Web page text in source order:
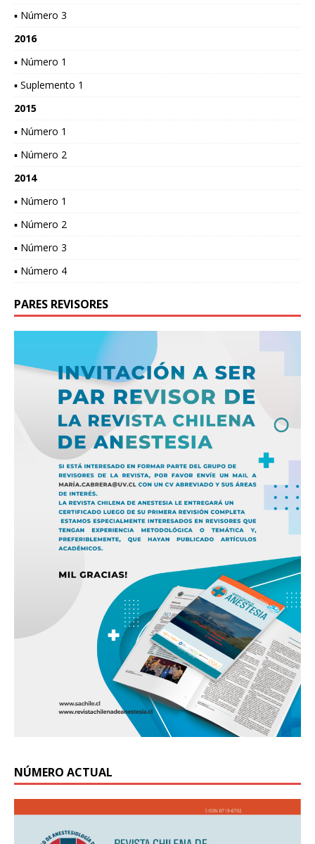
▪ Número 3
2016
▪ Número 1
▪ Suplemento 1
2015
▪ Número 1
▪ Número 2
2014
▪ Número 1
▪ Número 2
▪ Número 3
▪ Número 4
PARES REVISORES
NÚMERO ACTUAL